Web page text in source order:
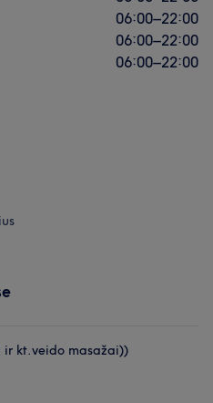
06:00–22:00
06:00–22:00
06:00–22:00
ir kt.veido masažai))